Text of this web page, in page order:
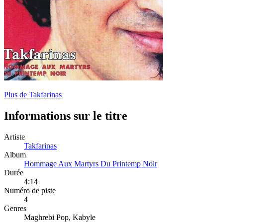
Plus de Takfarinas
Informations sur le titre
Artiste
Takfarinas
Album
Hommage Aux Martyrs Du Printemp Noir
Durée
4:14
Numéro de piste
4
Genres
Maghrebi Pop, Kabyle